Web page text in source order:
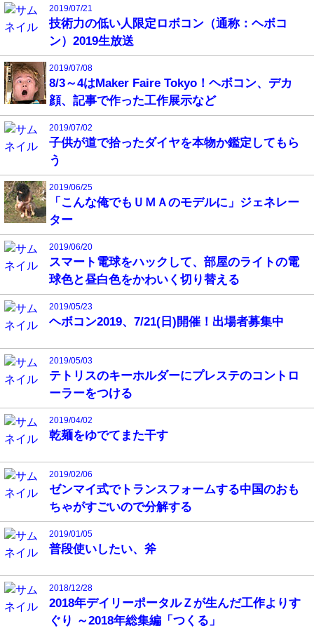
2019/07/21
技術力の低い人限定ロボコン（通称：ヘボコ
ン）2019生放送
2019/07/08
8/3～4はMaker Faire Tokyo！ヘボコン、デカ
顔、記事で作った工作展示など
2019/07/02
子供が道で拾ったダイヤを本物か鑑定してもら
う
2019/06/25
「こんな俺でもＵＭＡのモデルに」ジェネレー
ター
2019/06/20
スマート電球をハックして、部屋のライトの電
球色と昼白色をかわいく切り替える
2019/05/23
ヘボコン2019、7/21(日)開催！出場者募集中
2019/05/03
テトリスのキーホルダーにプレステのコントロ
ーラーをつける
2019/04/02
乾麺をゆでてまた干す
2019/02/06
ゼンマイ式でトランスフォームする中国のおも
ちゃがすごいので分解する
2019/01/05
普段使いしたい、斧
2018/12/28
2018年デイリーポータルＺが生んだ工作よりす
ぐり ～2018年総集編「つくる」